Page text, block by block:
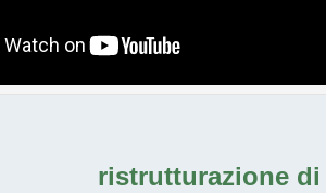
ristrutturazione